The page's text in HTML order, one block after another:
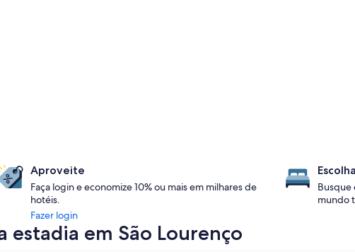
Aproveite
Faça login e economize 10% ou mais em milhares de
hotéis.
Fazer login
Busque
mundo
estadia em São Lourenço